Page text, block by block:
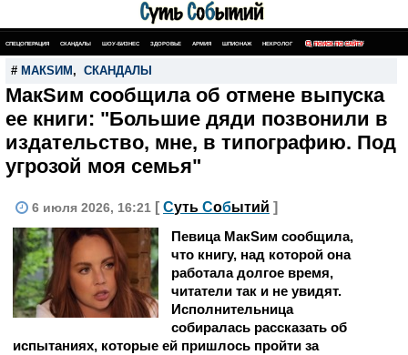
СПЕЦОПЕРАЦИЯ СКАНДАЛЫ ШОУ-БИЗНЕС ЗДОРОВЬЕ АРМИЯ ШПИОНАЖ НЕКРОЛОГ ПОИСК ПО САЙТУ
# МАКSИМ , СКАНДАЛЫ
МакSим сообщила об отмене выпуска
ее книги: "Большие дяди позвонили в
издательство, мне, в типографию. Под
угрозой моя семья"
6 июля 2026, 16:21 [ Суть Событий ]
Певица МакSим сообщила,
что книгу, над которой она
работала долгое время,
читатели так и не увидят.
Исполнительница
собиралась рассказать об
испытаниях, которые ей пришлось пройти за